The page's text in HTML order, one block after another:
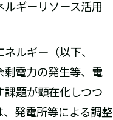
ギーリソース活用
ルギー（以下、
剰電力の発生等、電
題が顕在化しつつ
発電所等による調整